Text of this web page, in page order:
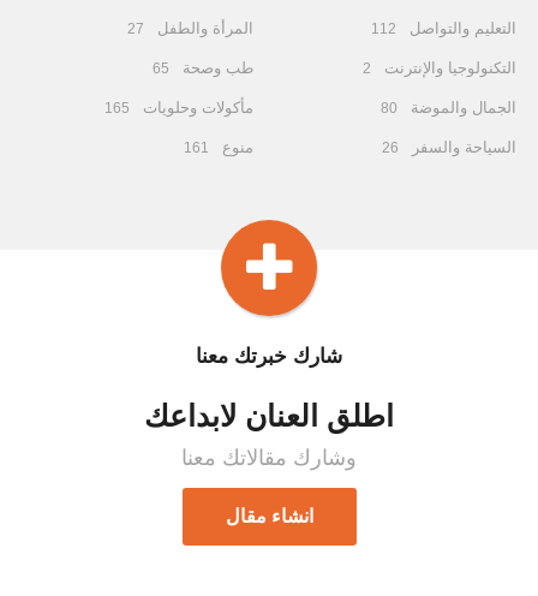
التعليم والتواصل 112
التكنولوجيا والإنترنت 2
الجمال والموضة 80
السياحة والسفر 26
المرأة والطفل 27
طب وصحة 65
مأكولات وحلويات 165
منوع 161
شارك خبرتك معنا
اطلق العنان لابداعك
وشارك مقالاتك معنا
انشاء مقال